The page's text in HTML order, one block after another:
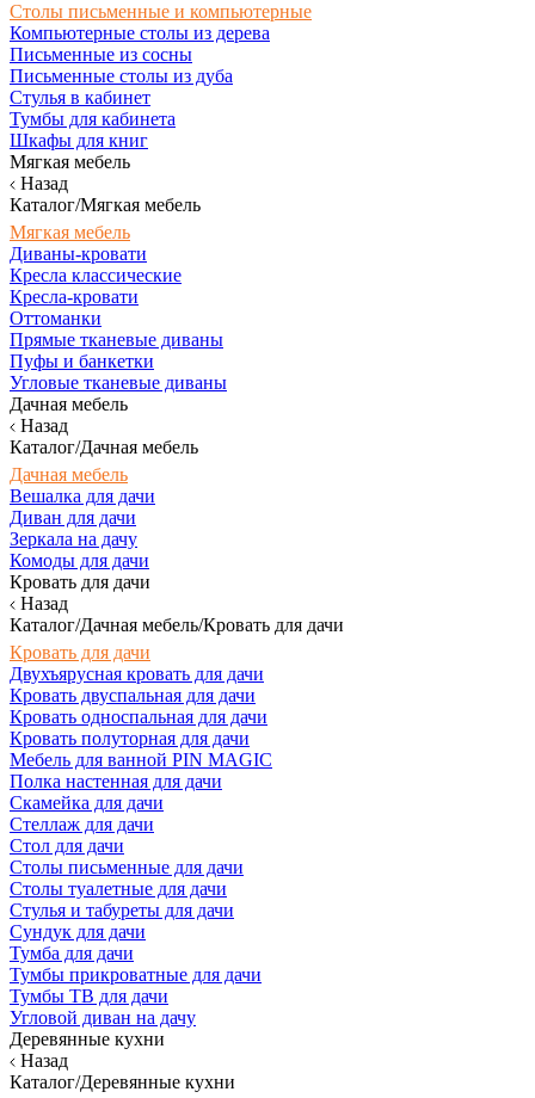
Столы письменные и компьютерные
Компьютерные столы из дерева
Письменные из сосны
Письменные столы из дуба
Стулья в кабинет
Тумбы для кабинета
Шкафы для книг
Мягкая мебель
Назад
Каталог/Мягкая мебель
Мягкая мебель
Диваны-кровати
Кресла классические
Кресла-кровати
Оттоманки
Прямые тканевые диваны
Пуфы и банкетки
Угловые тканевые диваны
Дачная мебель
Назад
Каталог/Дачная мебель
Дачная мебель
Вешалка для дачи
Диван для дачи
Зеркала на дачу
Комоды для дачи
Кровать для дачи
Назад
Каталог/Дачная мебель/Кровать для дачи
Кровать для дачи
Двухъярусная кровать для дачи
Кровать двуспальная для дачи
Кровать односпальная для дачи
Кровать полуторная для дачи
Мебель для ванной PIN MAGIC
Полка настенная для дачи
Скамейка для дачи
Стеллаж для дачи
Стол для дачи
Столы письменные для дачи
Столы туалетные для дачи
Стулья и табуреты для дачи
Сундук для дачи
Тумба для дачи
Тумбы прикроватные для дачи
Тумбы ТВ для дачи
Угловой диван на дачу
Деревянные кухни
Назад
Каталог/Деревянные кухни